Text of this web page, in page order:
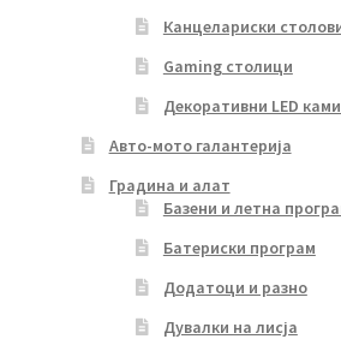
Канцелариски
Gaming столици
Декоративни LED
Авто-мото галантерија
Градина и алат
Базени и летна
Батериски програм
Додатоци и разно
Дувалки на лисја